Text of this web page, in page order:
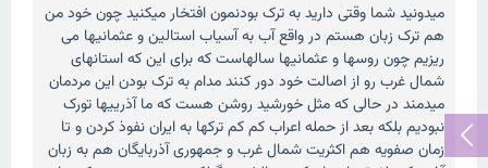
میدونید شما وقتی دارید به ترک بودنمون افتخار میکنید چون خود من
هم ترک زبان هستم در واقع آب به آسیاب استالین و عثمانیها می
ریزیم چون روسها و عثمانیها سالهاست که برای این که استانهای
شمال غرب رو از اصالت خود دور کنند مدام به ترک بودن این مردمان
میدمند در حالی که مثل خورشید روشن هست که ما آذرییها تورک
نبودیم بلکه بعد از حمله اعراب کم کم ترکها به ایران نفوذ کردن و تا
زمان صفویه هم اکثریت شمال غرب و جمهوری آذربایگان هم به زبان